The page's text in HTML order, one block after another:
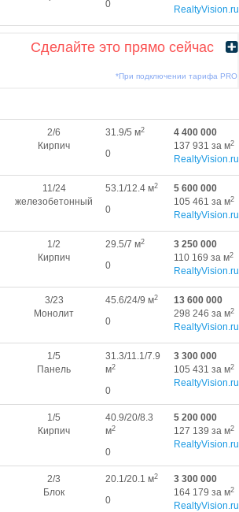
0 RealtyVision.ru
Сделайте это прямо сейчас
*При подключении тарифа PRO
2/6
Кирпич
31.9/5 м2
0
4 400 000
137 931 за м2
RealtyVision.ru
11/24
железобетонный
53.1/12.4 м2
0
5 600 000
105 461 за м2
RealtyVision.ru
1/2
Кирпич
29.5/7 м2
0
3 250 000
110 169 за м2
RealtyVision.ru
3/23
Монолит
45.6/24/9 м2
0
13 600 000
298 246 за м2
RealtyVision.ru
1/5
Панель
31.3/11.1/7.9
м2
0
3 300 000
105 431 за м2
RealtyVision.ru
1/5
Кирпич
40.9/20/8.3
м2
0
5 200 000
127 139 за м2
RealtyVision.ru
2/3
Блок
20.1/20.1 м2
0
3 300 000
164 179 за м2
RealtyVision.ru